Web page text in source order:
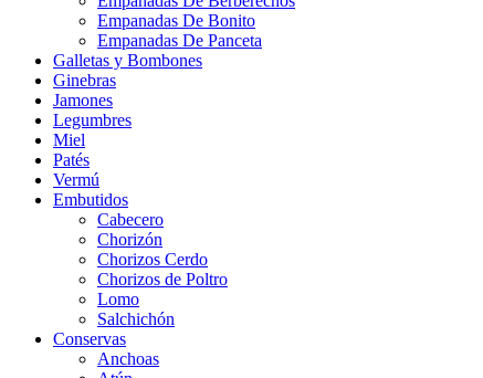
Empanadas De Bonito
Empanadas De Panceta
Galletas y Bombones
Ginebras
Jamones
Legumbres
Miel
Patés
Vermú
Embutidos
Cabecero
Chorizón
Chorizos Cerdo
Chorizos de Poltro
Lomo
Salchichón
Conservas
Anchoas